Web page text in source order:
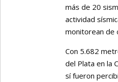
más de 20
actividad
monitorean de
Con 5.682
del Plata en la
sí fueron